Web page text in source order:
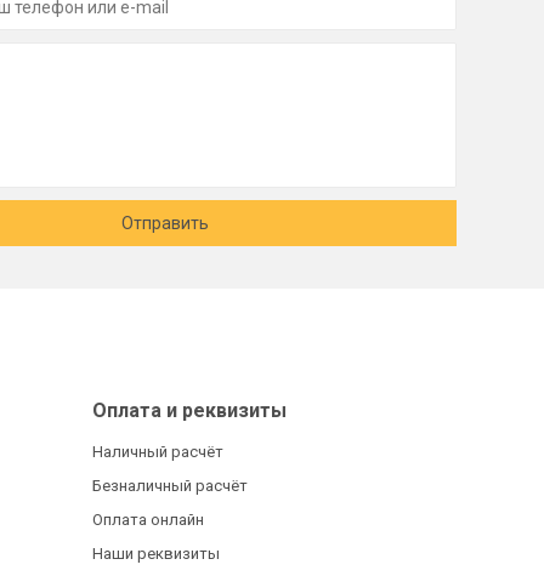
Отправить
Оплата и реквизиты
Наличный расчёт
Безналичный расчёт
Оплата онлайн
Наши реквизиты